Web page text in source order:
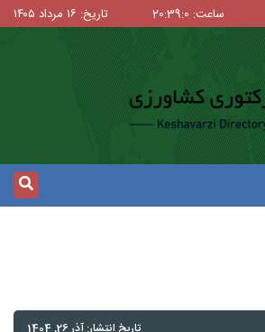
ساعت: 20:39:1 تاریخ: ۱۶ مرداد ۱۴۰۵
تاریخ انتشار: آذر 26, 1404